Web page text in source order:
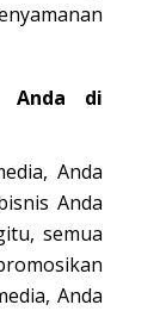
Anda di
Anda
Anda
semua
Anda